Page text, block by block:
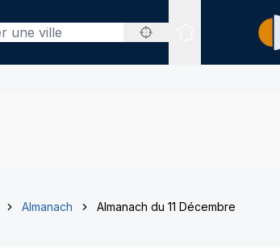
Sites expertisés
Almanach Almanach du 11 Décembre